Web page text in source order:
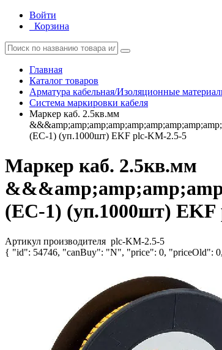
Войти
Корзина
Главная
Каталог товаров
Арматура кабельная/Изоляционные
Система маркировки кабеля
Маркер каб. 2.5кв.мм
(ЕС-1) (уп.1000шт) EKF plc-KM-2.5-5
Маркер каб. 2.5кв.мм
(ЕС-1) (уп.1000шт) EKF
Артикул производителя plc-KM-2.5-5
{ "id": 54746, "canBuy": "N", "price": 0, "priceOld":